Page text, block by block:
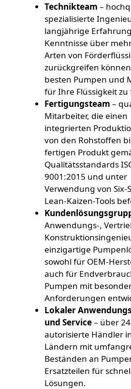
Technikteam –
spezialisierte
langjährige
Kenntnisse über
Arten von
zurückgreifen
besten Pumpen und
für Ihre Flüssigkeit
Fertigungsteam –
Mitarbeiter, die einen
integrierten
von den Rohstoffen
fertigen Produkt
Qualitätsstandards
9001:2015 und unter
Verwendung von Six-
Lean-Kaizen-Tools
Anwendungs-,
einzigartige
sowohl für OEM-
auch für
Pumpen mit
Anforderungen
Lokaler
und Service– über
autorisierte Händler
Ländern mit
Beständen an
Ersatzteilen für
Lösungen.